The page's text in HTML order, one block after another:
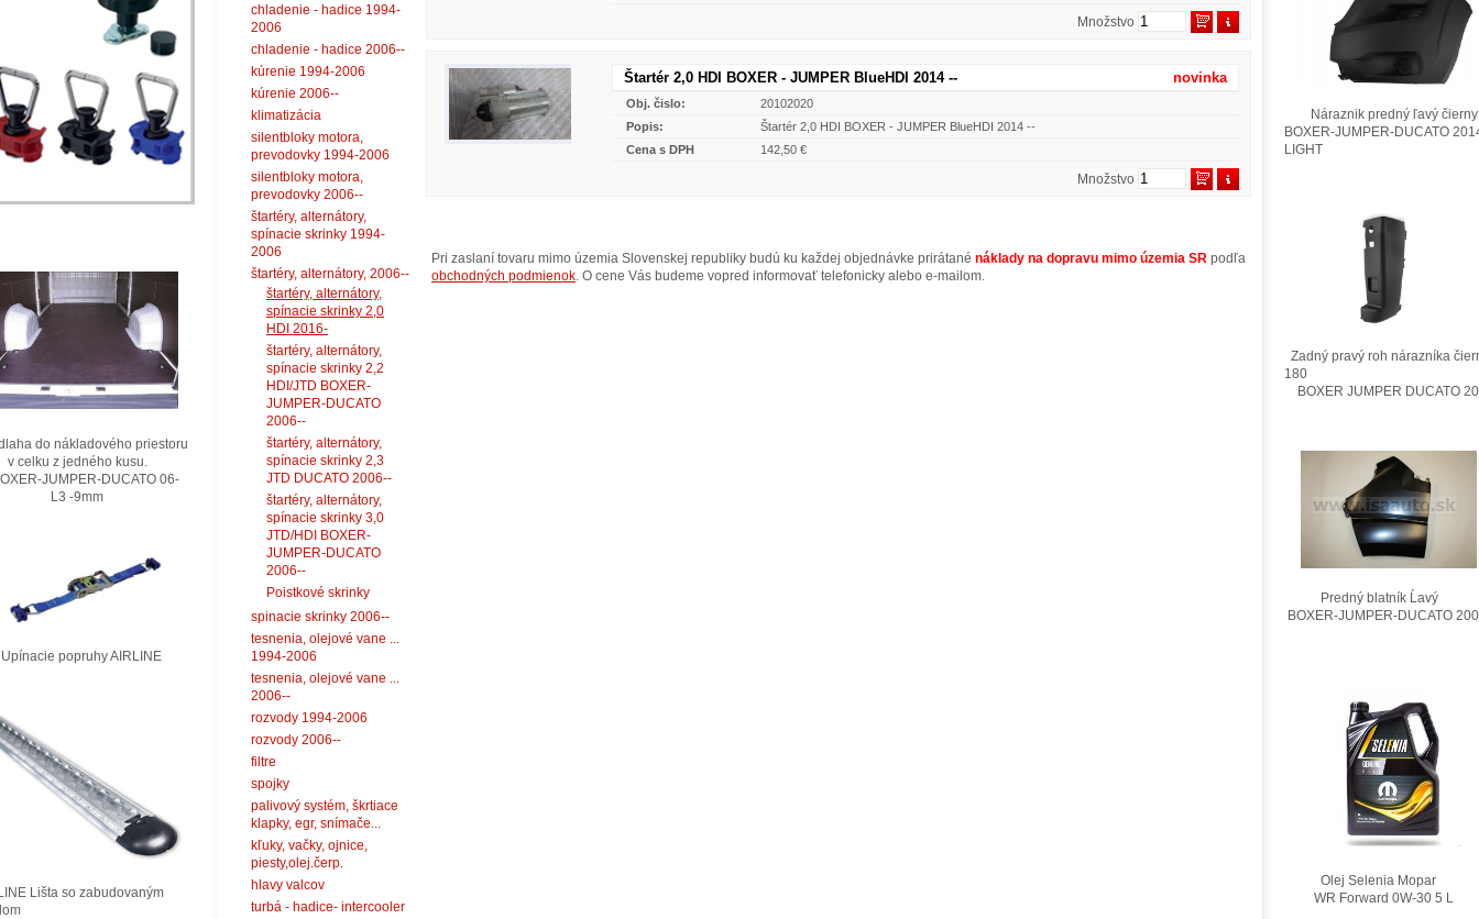
chladenie - hadice 1994-
2006
chladenie - hadice 2006--
kúrenie 1994-2006
kúrenie 2006--
klimatizácia
silentbloky motora,
prevodovky 1994-2006
silentbloky motora,
prevodovky 2006--
štartéry, alternátory,
spínacie skrinky 1994-
2006
štartéry, alternátory, 2006--
štartéry, alternátory,
spínacie skrinky 2,0
HDI 2016-
štartéry, alternátory,
spínacie skrinky 2,2
HDI/JTD BOXER-
JUMPER-DUCATO
2006--
štartéry, alternátory,
spínacie skrinky 2,3
JTD DUCATO 2006--
štartéry, alternátory,
spínacie skrinky 3,0
JTD/HDI BOXER-
JUMPER-DUCATO
2006--
Poistkové skrinky
spinacie skrinky 2006--
tesnenia, olejové vane ...
1994-2006
tesnenia, olejové vane ...
2006--
rozvody 1994-2006
rozvody 2006--
filtre
spojky
palivový systém, škrtiace
klapky, egr, snímače...
kľuky, vačky, ojnice,
piesty,olej.čerp.
hlavy valcov
turbá - hadice- intercooler
Množstvo
Štartér 2,0 HDI BOXER - JUMPER BlueHDI 2014 -- novinka
Obj. čislo:
20102020
Popis:
Štartér 2,0 HDI BOXER - JUMPER BlueHDI 2014 --
Cena s DPH
142,50 €
Množstvo
Pri zaslaní tovaru mimo územia Slovenskej republiky budú ku každej objednávke prirátané náklady na dopravu mimo územia SR podľa
obchodných podmienok. O cene Vás budeme vopred informovať telefonicky alebo e-mailom.
do nákladového priestoru
z jedného kusu.
JUMPER-DUCATO 06-
-9mm
popruhy AIRLINE
Lišta so zabudovaným
Náraznik predný ľavý čierny
BOXER-JUMPER-DUCATO
LIGHT
Zadný pravý roh nárazníka
180
BOXER JUMPER DUCATO
Predný blatník Ĺavý
BOXER-JUMPER-DUCATO
Olej Selenia Mopar
WR Forward 0W-30 5 L